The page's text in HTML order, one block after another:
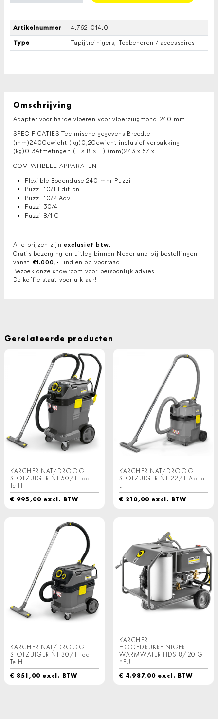
VOOR
240
MM
PUZZI
Artikelnummer 4.762-014.0
Type Tapijtreinigers, Toebehoren / accessoires
Omschrijving
Adapter voor harde vloeren voor vloerzuigmond 240 mm.
SPECIFICATIES Technische gegevens Breedte
(mm)240Gewicht (kg)0,2Gewicht inclusief verpakking
(kg)0,3Afmetingen (L × B × H) (mm)243 x 57 x
COMPATIBELE APPARATEN
Flexible Bodendüse 240 mm Puzzi
Puzzi 10/1 Edition
Puzzi 10/2 Adv
Puzzi 30/4
Puzzi 8/1 C
Alle prijzen zijn exclusief btw.
Gratis bezorging en uitleg binnen Nederland bij bestellingen
vanaf €1.000,- , indien op voorraad.
Bezoek onze showroom voor persoonlijk advies.
De koffie staat voor u klaar!
Gerelateerde producten
KARCHER NAT/DROOG
STOFZUIGER NT 50/1 Tact
Te H
€ 995,00excl. BTW
KARCHER NAT/DROOG
STOFZUIGER NT 22/1 Ap Te
L
€ 210,00excl. BTW
KARCHER NAT/DROOG
STOFZUIGER NT 30/1 Tact
Te H
€ 851,00excl. BTW
KARCHER
HOGEDRUKREINIGER
WARMWATER HDS 8/20 G
*EU
€ 4.987,00 excl. BTW